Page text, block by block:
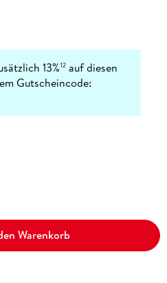
13%12 auf diesen
Gutscheincode:
Warenkorb